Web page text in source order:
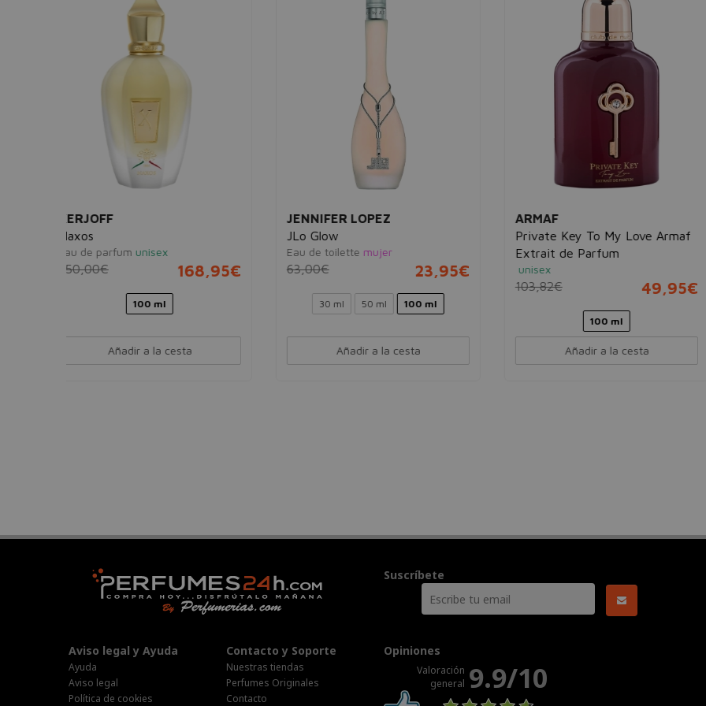
JENNIFER LOPEZ
JLo Glow
Eau de toilette
63,00€ 23,95€
30 ml
Añadir a la cesta
ARMAF
Private Key To My Love Armaf
Extrait de Parfum
unisex
Añadir a la cesta
MONTALE
Black Musk
Eau de parfum
80,00€
Añadir a la cesta
Suscríbete
Aviso legal y Ayuda
Ayuda
Aviso legal
Política de cookies
Contacto y Soporte
Nuestras tiendas
Perfumes Originales
Contacto
Opiniones
Valoración
general 9.9/10